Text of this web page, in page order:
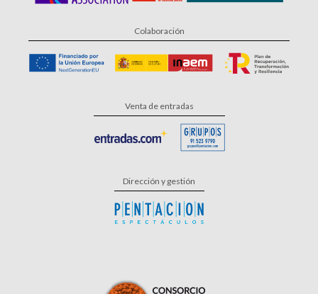
Colaboración
Venta de entradas
Dirección y gestión